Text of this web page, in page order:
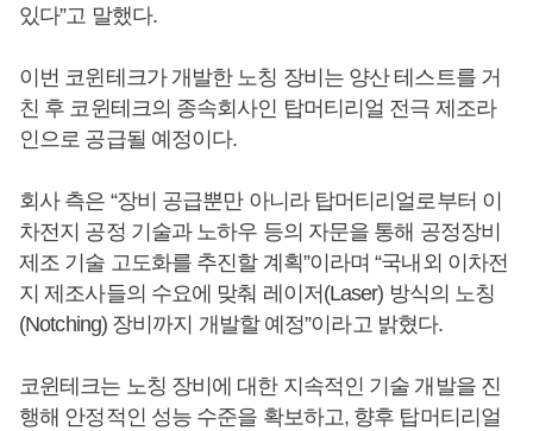
있다”고 말했다.
이번 코윈테크가 개발한 노칭 장비는 양산 테스트를 거
친 후 코윈테크의 종속회사인 탑머티리얼 전극 제조라
인으로 공급될 예정이다.
회사 측은 “장비 공급뿐만 아니라 탑머티리얼로부터 이
차전지 공정 기술과 노하우 등의 자문을 통해 공정장비
제조 기술 고도화를 추진할 계획”이라며 “국내외 이차전
지 제조사들의 수요에 맞춰 레이저(Laser) 방식의 노칭
(Notching) 장비까지 개발할 예정”이라고 밝혔다.
코윈테크는 노칭 장비에 대한 지속적인 기술 개발을 진
행해 안정적인 성능 수준을 확보하고, 향후 탑머티리얼